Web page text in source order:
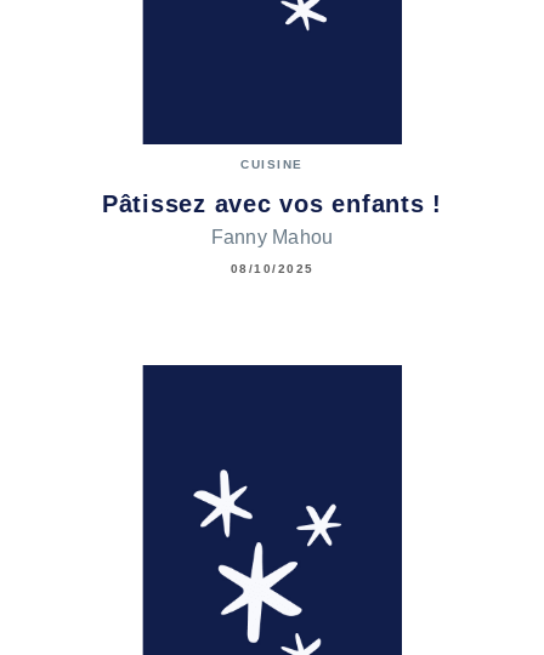
CUISINE
Pâtissez avec vos enfants !
Fanny Mahou
08/10/2025